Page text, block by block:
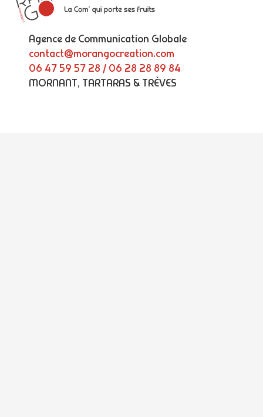
Agence de Communication Globale
contact@morangocreation.com
06 47 59 57 28 / 06 28 28 89 84
MORNANT, TARTARAS & TRÈVES